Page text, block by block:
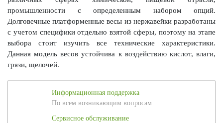
промышленности с определенным набором опций.
Долговечные платформенные весы из нержавейки разработаны
с учетом специфики отдельно взятой сферы, поэтому на этапе
выбора стоит изучить все технические характеристики.
Данная модель весов устойчива к воздействию кислот, влаги,
грязи, щелочей.
Информационная поддержка
По всем возникающим вопросам
Сервисное обслуживание